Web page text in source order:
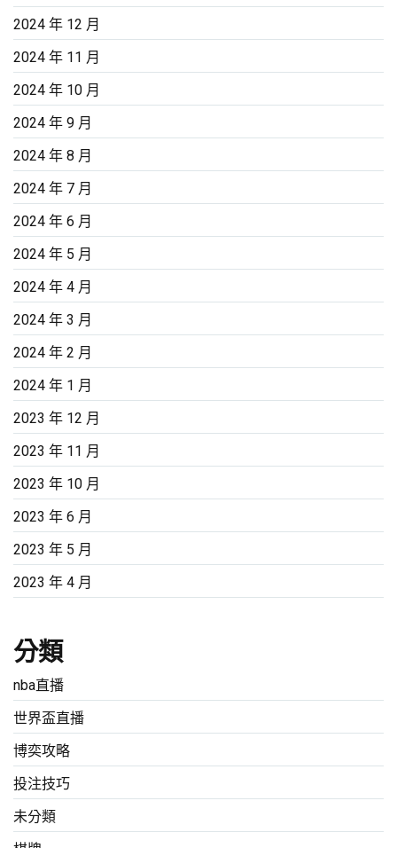
2024 年 12 月
2024 年 11 月
2024 年 10 月
2024 年 9 月
2024 年 8 月
2024 年 7 月
2024 年 6 月
2024 年 5 月
2024 年 4 月
2024 年 3 月
2024 年 2 月
2024 年 1 月
2023 年 12 月
2023 年 11 月
2023 年 10 月
2023 年 6 月
2023 年 5 月
2023 年 4 月
分類
nba直播
世界盃直播
博奕攻略
投注技巧
未分類